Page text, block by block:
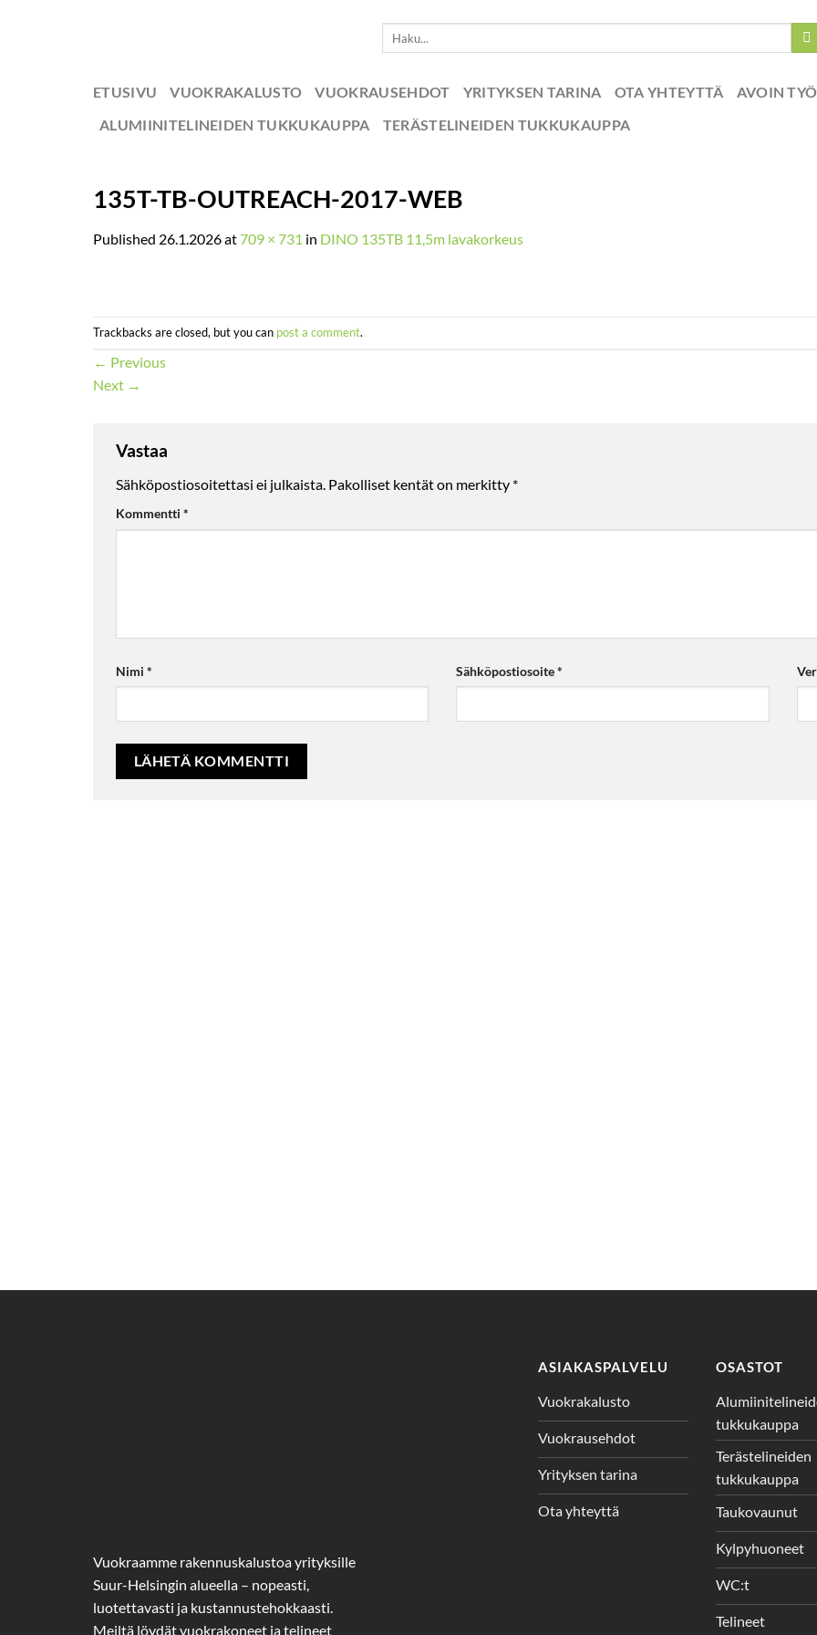
ETUSIVU VUOKRAKALUSTO VUOKRAUSEHDOT YRITYKSEN TARINA OTA YHTEYTTÄ
AVOIN
ALUMIINITELINEIDEN TUKKUKAUPPA
TERÄSTELINEIDEN TUKKUKAUPPA
135T-TB-OUTREACH-2017-WEB
Published 26.1.2026at 709 × 731 in DINO 135TB 11,5m lavakorkeus
Trackbacks are closed, but you can post a comment.
← Previous
Next →
Vastaa
Sähköpostiosoitettasi ei julkaista. Pakolliset kentät on merkitty *
Kommentti *
Nimi * Sähköpostiosoite*
Vuokraamme rakennuskalustoa yrityksille
Suur-Helsingin alueella – nopeasti,
luotettavasti ja kustannustehokkaasti.
Meiltä löydät vuokrakoneet ja telineet
ASIAKASPALVELU
Vuokrakalusto
Vuokrausehdot
Yrityksen tarina
Ota yhteyttä
OSASTOT
tukkukauppa
Terästelineiden
tukkukauppa
Taukovaunut
Kylpyhuoneet
WC:t
Telineet